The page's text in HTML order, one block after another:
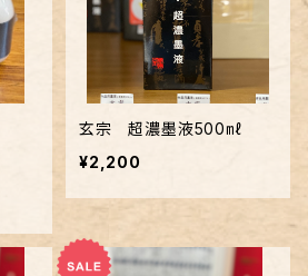
玄宗 超濃墨液500㎖
¥2,200